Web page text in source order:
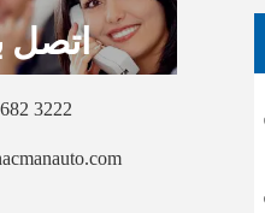
اتصل
3222